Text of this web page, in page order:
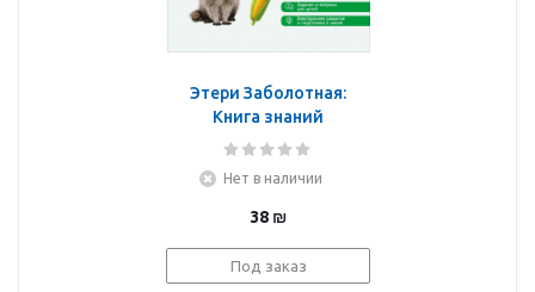
Этери Заболотная:
Книга знаний
дошкольника. 6-7 лет.
многое другое
Нет в наличии
38 ₪
Под заказ